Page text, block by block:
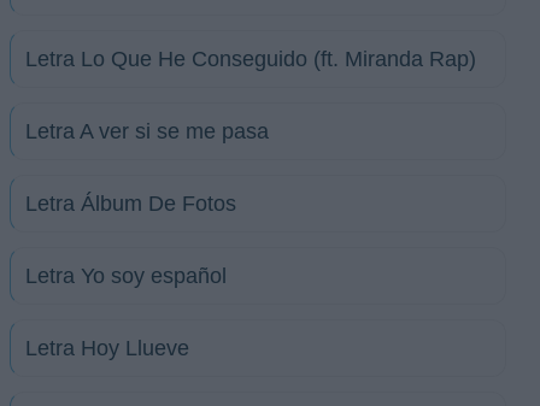
Letra Lo Que He Conseguido (ft. Miranda Rap)
Letra A ver si se me pasa
Letra Álbum De Fotos
Letra Yo soy español
Letra Hoy Llueve